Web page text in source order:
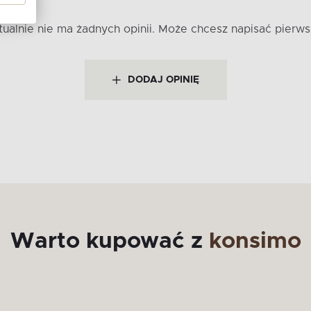
nie ma żadnych opinii. Może chcesz napisać
DODAJ OPINIĘ
Warto kupować z konsimo